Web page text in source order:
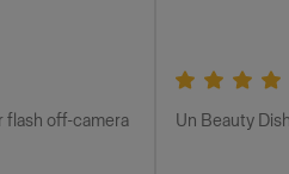
flash off-camera Un Beauty